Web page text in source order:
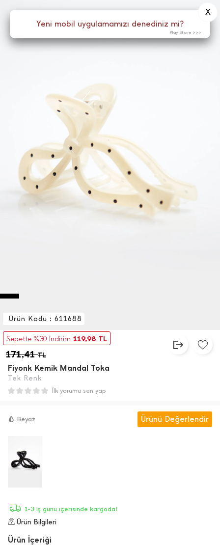
Menü
Sepette %30 İndirim 119,98 TL
171,41TL
Fiyonk Kemik Mandal Toka
Tek Renk
Ürün Kodu : 611688
İlk yorumu sen yap
Beyaz Ürünü Değerlendir
1-3 iş günü içerisinde kargoda!
Ürün Bilgileri
Ürün İçeriği
Yeni mobil uygulamamızı denediniz mi?
X
Play Store >>>